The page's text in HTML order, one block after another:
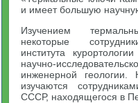
и имеет большую
Изучением
некоторые
института
научно-
инженерной
изучаются
СССР, находящегося в